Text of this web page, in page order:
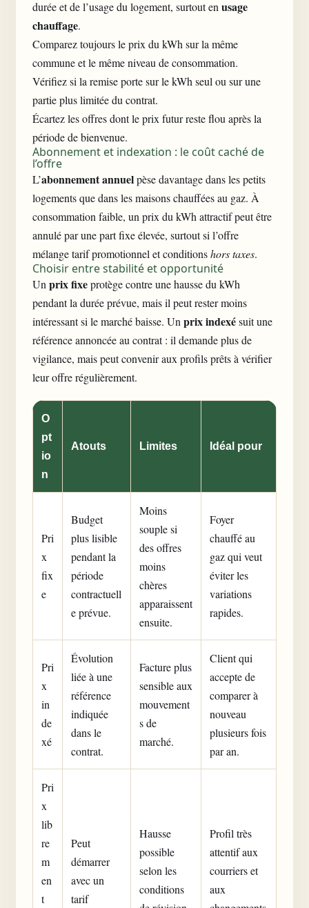
durée et de l’usage du logement, surtout en usage
chauffage.
Comparez toujours le prix du kWh sur la même
commune et le même niveau de consommation.
Vérifiez si la remise porte sur le kWh seul ou sur une
partie plus limitée du contrat.
Écartez les offres dont le prix futur reste flou après la
période de bienvenue.
Abonnement et indexation : le coût caché de
l’offre
L’abonnement annuelpèse davantage dans les petits
logements que dans les maisons chauffées au gaz. À
consommation faible, un prix du kWh attractif peut être
annulé par une part fixe élevée, surtout si l’offre
mélange tarif promotionnel et conditionshors taxes.
Choisir entre stabilité et opportunité
Un prix fixeprotège contre une hausse du kWh
pendant la durée prévue, mais il peut rester moins
intéressant si le marché baisse. Un prix indexésuit une
référence annoncée au contrat : il demande plus de
vigilance, mais peut convenir aux profils prêts à vérifier
leur offre régulièrement.
O
pt
io
n
Atouts Limites Idéal pour
Pri
x
fix
e
Budget
plus lisible
pendant la
période
contractuell
e prévue.
Moins
souple si
des offres
moins
chères
apparaissent
ensuite.
Foyer
chauffé au
gaz qui veut
éviter les
variations
rapides.
Pri
x
in
de
xé
Évolution
liée à une
référence
indiquée
dans le
contrat.
Facture plus
sensible aux
mouvement
s de
marché.
Client qui
accepte de
comparer à
nouveau
plusieurs fois
par an.
Pri
x
lib
re
m
en
t
Peut
démarrer
avec un
tarif
Hausse
possible
selon les
conditions
Profil très
attentif aux
courriers et
aux